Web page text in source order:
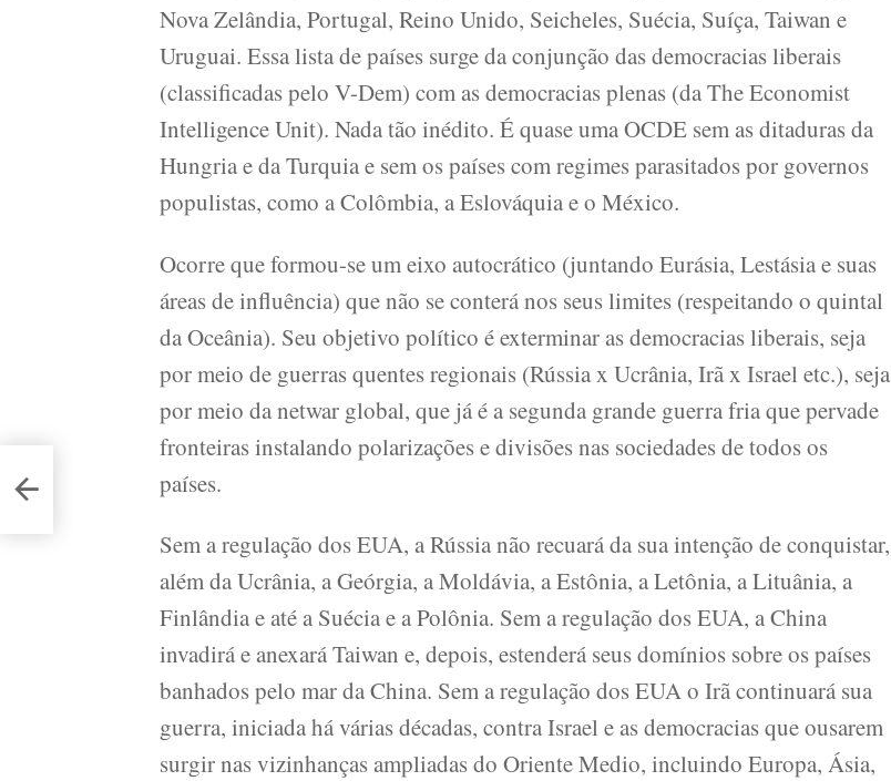
Nova Zelândia, Portugal, Reino Unido, Seicheles, Suécia, Suíça, Taiwan e
Uruguai. Essa lista de países surge da conjunção das democracias liberais
(classificadas pelo V-Dem) com as democracias plenas (da The Economist
Intelligence Unit). Nada tão inédito. É quase uma OCDE sem as ditaduras da
Hungria e da Turquia e sem os países com regimes parasitados por governos
populistas, como a Colômbia, a Eslováquia e o México.
Ocorre que formou-se um eixo autocrático (juntando Eurásia, Lestásia e suas
áreas de influência) que não se conterá nos seus limites (respeitando o quintal
da Oceânia). Seu objetivo político é exterminar as democracias liberais, seja
por meio de guerras quentes regionais (Rússia x Ucrânia, Irã x Israel etc.), seja
por meio da netwar global, que já é a segunda grande guerra fria que pervade
fronteiras instalando polarizações e divisões nas sociedades de todos os
países.
Sem a regulação dos EUA, a Rússia não recuará da sua intenção de conquistar,
além da Ucrânia, a Geórgia, a Moldávia, a Estônia, a Letônia, a Lituânia, a
Finlândia e até a Suécia e a Polônia. Sem a regulação dos EUA, a China
invadirá e anexará Taiwan e, depois, estenderá seus domínios sobre os países
banhados pelo mar da China. Sem a regulação dos EUA o Irã continuará sua
guerra, iniciada há várias décadas, contra Israel e as democracias que ousarem
surgir nas vizinhanças ampliadas do Oriente Medio, incluindo Europa, Ásia,